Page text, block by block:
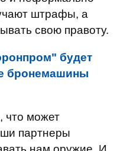
штрафы, а
свою правоту.
будет
бронемашины
что может
партнеры